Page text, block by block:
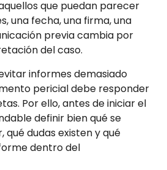
que puedan parecer
una fecha, una firma, una
previa cambia por
del caso.
informes demasiado
pericial debe responder
Por ello, antes de iniciar el
definir bien qué se
dudas existen y qué
dentro del